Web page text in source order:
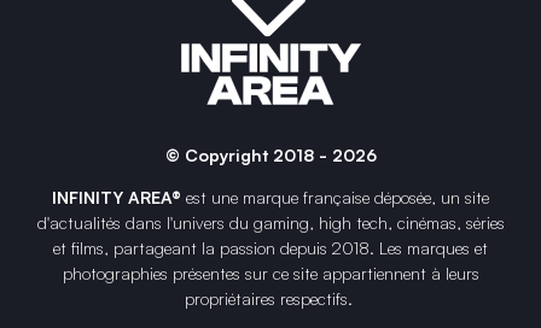
© Copyright 2018 - 2026
INFINITY AREA® est une marque française déposée, un site
d'actualités dans l'univers du gaming, high tech, cinémas, séries
et films, partageant la passion depuis 2018. Les marques et
photographies présentes sur ce site appartiennent à leurs
propriétaires respectifs.